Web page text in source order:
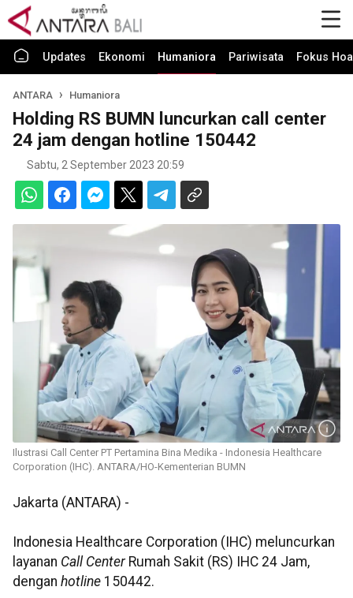
Updates Ekonomi Humaniora Pariwisata Fokus
ANTARA Humaniora
Holding RS BUMN luncurkan call center
24 jam dengan hotline 150442
Sabtu, 2 September 2023 20:59
Ilustrasi Call Center PT Pertamina Bina Medika - Indonesia Healthcare
Corporation (IHC). ANTARA/HO-Kementerian BUMN
Jakarta (ANTARA) -
Indonesia Healthcare Corporation (IHC) meluncurkan
layanan Call CenterRumah Sakit (RS) IHC 24 Jam,
dengan hotline 150442.